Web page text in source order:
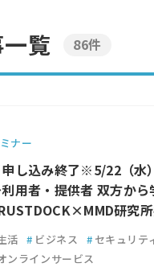
覧 86件
ナー
し込み終了※5/22（水
用者・提供者 双方か
研究所
活 # ビジネス # セキュリテ
ンラインサービス